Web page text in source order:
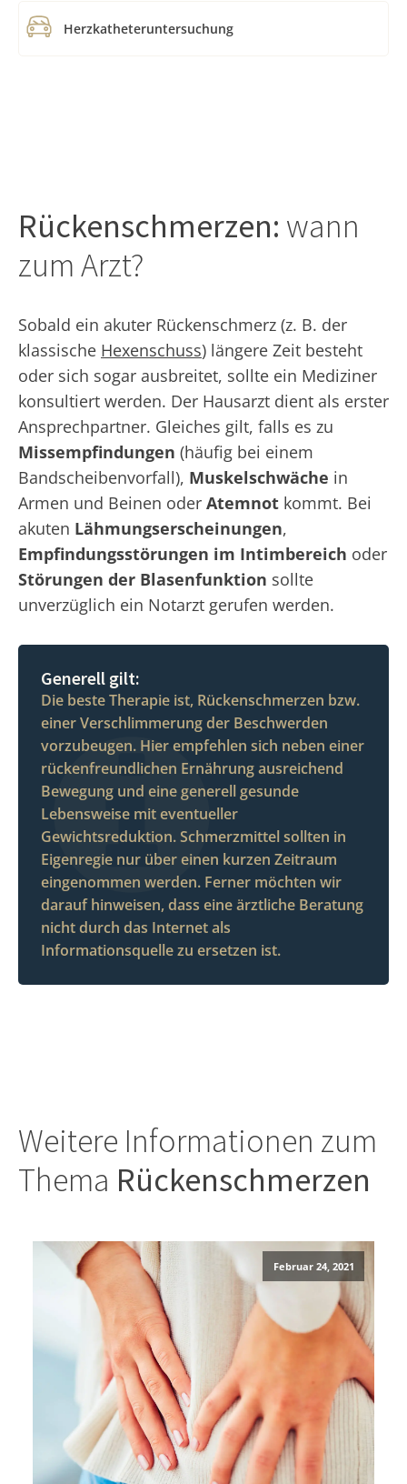
Herzkatheteruntersuchung
Rückenschmerzen: wann
zum Arzt?
Sobald ein akuter Rückenschmerz (z. B. der
klassische Hexenschuss) längere Zeit besteht
oder sich sogar ausbreitet, sollte ein Mediziner
konsultiert werden. Der Hausarzt dient als erster
Ansprechpartner. Gleiches gilt, falls es zu
Missempfindungen (häufig bei einem
Bandscheibenvorfall), Muskelschwäche in
Armen und Beinen oder Atemnot kommt. Bei
akuten Lähmungserscheinungen,
Empfindungsstörungen im Intimbereich oder
Störungen der Blasenfunktion sollte
unverzüglich ein Notarzt gerufen werden.
Generell gilt:
Die beste Therapie ist, Rückenschmerzen bzw.
einer Verschlimmerung der Beschwerden
vorzubeugen. Hier empfehlen sich neben einer
rückenfreundlichen Ernährung ausreichend
Bewegung und eine generell gesunde
Lebensweise mit eventueller
Gewichtsreduktion. Schmerzmittel sollten in
Eigenregie nur über einen kurzen Zeitraum
eingenommen werden. Ferner möchten wir
darauf hinweisen, dass eine ärztliche Beratung
nicht durch das Internet als
Informationsquelle zu ersetzen ist.
Weitere Informationen zum
Thema Rückenschmerzen
Februar 24, 2021